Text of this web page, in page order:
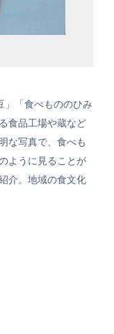
」「食べもののひみ
食品工場や蔵など
な写真で、食べも
ように見ることが
介。地域の食文化